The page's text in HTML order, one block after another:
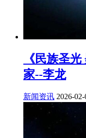
《民族圣
家--李龙
新闻资讯 2026-02-